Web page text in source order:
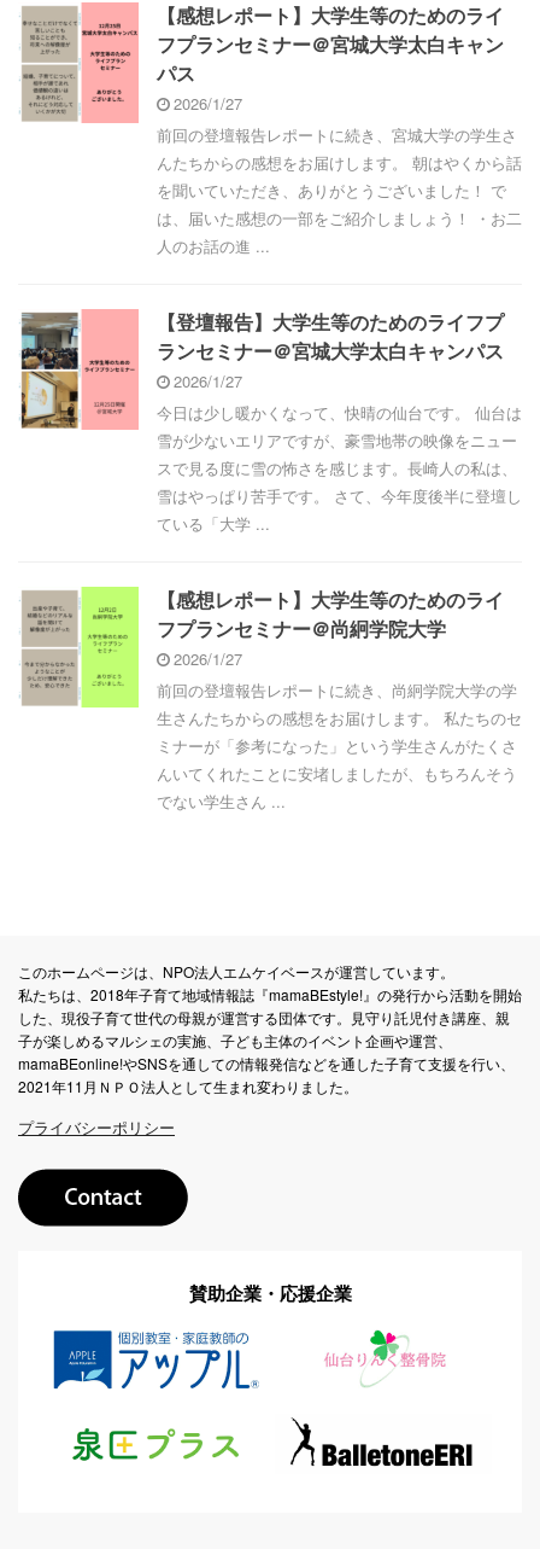
【感想レポート】大学生等のためのライ
フプランセミナー＠宮城大学太白キャン
パス
2026/1/27
前回の登壇報告レポートに続き、宮城大学の学生さ
んたちからの感想をお届けします。 朝はやくから話
を聞いていただき、ありがとうございました！ で
は、届いた感想の一部をご紹介しましょう！ ・お二
人のお話の進 ...
【登壇報告】大学生等のためのライフプ
ランセミナー＠宮城大学太白キャンパス
2026/1/27
今日は少し暖かくなって、快晴の仙台です。 仙台は
雪が少ないエリアですが、豪雪地帯の映像をニュー
スで見る度に雪の怖さを感じます。長崎人の私は、
雪はやっぱり苦手です。 さて、今年度後半に登壇し
ている「大学 ...
【感想レポート】大学生等のためのライ
フプランセミナー＠尚絅学院大学
2026/1/27
前回の登壇報告レポートに続き、尚絅学院大学の学
生さんたちからの感想をお届けします。 私たちのセ
ミナーが「参考になった」という学生さんがたくさ
んいてくれたことに安堵しましたが、もちろんそう
でない学生さん ...
このホームページは、NPO法人エムケイベースが運営しています。
私たちは、2018年子育て地域情報誌『mamaBEstyle!』の発行から活動を開始
した、現役子育て世代の母親が運営する団体です。見守り託児付き講座、親
子が楽しめるマルシェの実施、子ども主体のイベント企画や運営、
mamaBEonline!やSNSを通しての情報発信などを通した子育て支援を行い、
2021年11月ＮＰＯ法人として生まれ変わりました。
プライバシーポリシー
賛助企業・応援企業